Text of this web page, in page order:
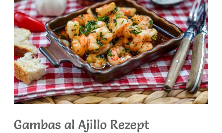
Gambas al Ajillo Rezept